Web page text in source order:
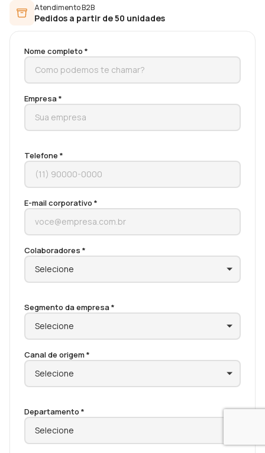
Atendimento B2B
Pedidos a partir de 50 unidades
Nome completo *
Empresa *
Telefone *
E-mail corporativo *
Colaboradores *
Segmento da empresa *
Canal de origem *
Departamento *